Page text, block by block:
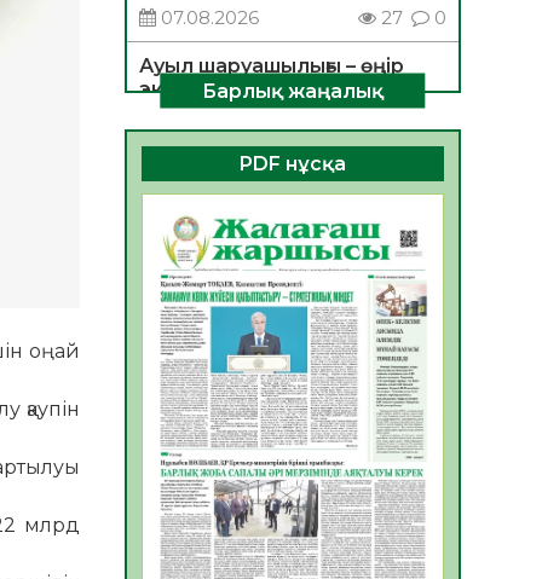
оңай
қаупін
млрд
07.08.2026
27 0
Ауыл шаруашылығы – өңір
экономикасының негізгі
тірегі
06.08.2026
36 0
ҚОҒАМДЫҚ БЕЛСЕНДІЛІК –
ЕЛ ДАМУЫНЫҢ НЕГІЗІ
06.08.2026
33
ҚҰРЫЛТАЙ САЙЛАУЫ –
БОЛАШАҚҚА БАСТАР
ЖАУАПТЫ ТАҢДАУ
06.08.2026
35
Инфекциялық ауруларға
қарсы иммундау
жұмыстарының тиімділігі
06.08.2026
37
Көкжөтел ауруы туралы
Барлық жаңалық
PDF нұсқа